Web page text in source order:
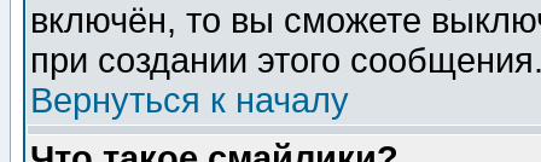
включён, то вы сможете
при создании этого
Вернуться к началу